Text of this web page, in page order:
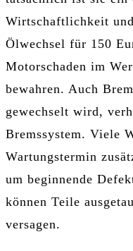
Wirtschaftlichkeit
Ölwechsel für 150
Motorschaden im
bewahren. Auch
gewechselt wird,
Bremssystem. Viele
Wartungstermin
um beginnende
können Teile
versagen.